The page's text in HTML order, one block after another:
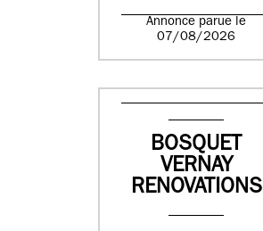
Annonce parue le
07/08/2026
BOSQUET
VERNAY
RENOVATIONS